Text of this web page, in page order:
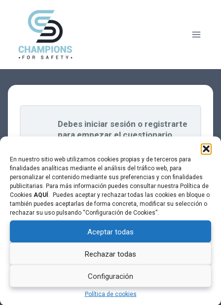
En nuestro sitio web utilizamos cookies propias y de terceros para
finalidades analíticas mediante el análisis del tráfico web, para
personalizar el contenido mediante sus preferencias y con finalidades
publicitarias. Para más información puedes consultar nuestra Política de
Cookies AQUÍ . Puedes aceptar y rechazar todas las cookies en bloque o
también puedes aceptarlas de forma concreta, modificar su selección o
rechazar su uso pulsando “Configuración de Cookies”.
Aceptar todas
Rechazar todas
Configuración
Política de cookies
contenido
Debes iniciar sesión o registrarte
para empezar el cuestionario.